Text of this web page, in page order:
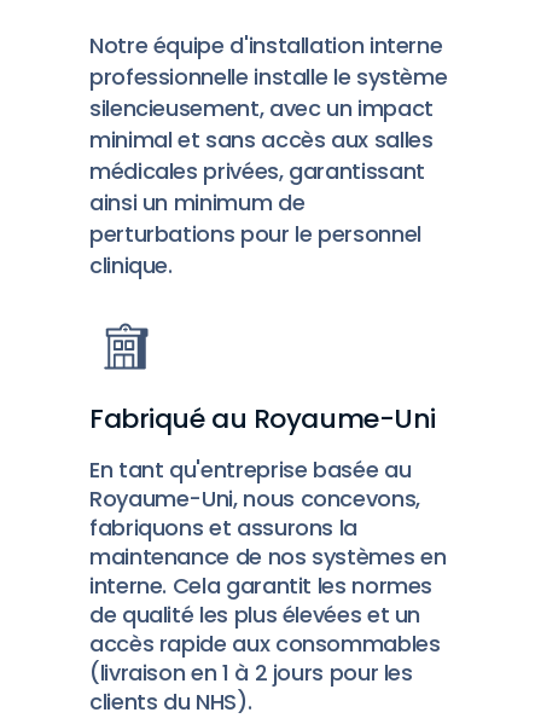
Notre équipe d'installation interne
professionnelle installe le système
silencieusement, avec un impact
minimal et sans accès aux salles
médicales privées, garantissant
ainsi un minimum de
perturbations pour le personnel
clinique.
Fabriqué au Royaume-Uni
En tant qu'entreprise basée au
Royaume-Uni, nous concevons,
fabriquons et assurons la
maintenance de nos systèmes en
interne. Cela garantit les normes
de qualité les plus élevées et un
accès rapide aux consommables
(livraison en 1 à 2 jours pour les
clients du NHS).